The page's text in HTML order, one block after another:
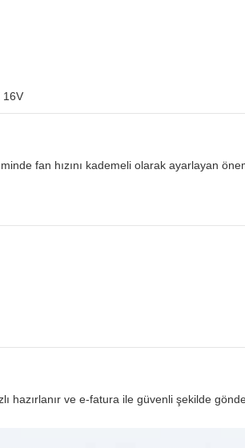
16V
fan hızını kademeli olarak ayarlayan
hazırlanır ve e-fatura ile güvenli şekilde